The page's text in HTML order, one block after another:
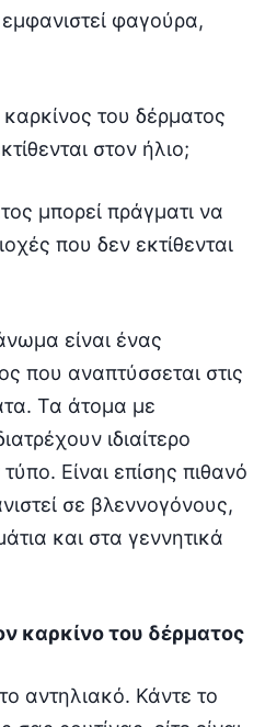
φαγούρα,
του δέρματος
στον ήλιο;
μπορεί πράγματι να
που δεν εκτίθενται
είναι ένας
που αναπτύσσεται στις
Τα άτομα με
ιδιαίτερο
Είναι επίσης πιθανό
σε βλεννογόνους,
και στα γεννητικά
καρκίνο του δέρματος
αντηλιακό. Κάντε το